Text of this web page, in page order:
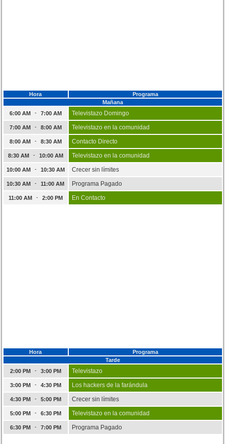
Hora
Programa
Mañana
6:00 AM
- 7:00 AM Televistazo Domingo
7:00 AM - 8:00 AM Televistazo en la comunidad
8:00 AM - 8:30 AM Contacto Directo
8:30 AM - 10:00 AM Televistazo en la comunidad
10:00 AM - 10:30 AM Crecer sin límites
10:30 AM - 11:00 AM Programa Pagado
11:00 AM - 2:00 PM En Contacto
Hora
Programa
Tarde
2:00 PM
- 3:00 PM Televistazo
3:00 PM - 4:30 PM Los hackers de la farándula
4:30 PM - 5:00 PM Crecer sin límites
5:00 PM - 6:30 PM Televistazo en la comunidad
6:30 PM - 7:00 PM Programa Pagado